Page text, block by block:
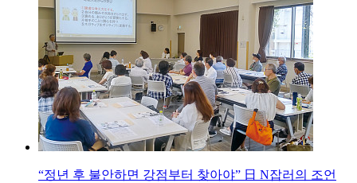
“정년 후 불안하면 강점부터 찾아야” 日 N잡러의 조언